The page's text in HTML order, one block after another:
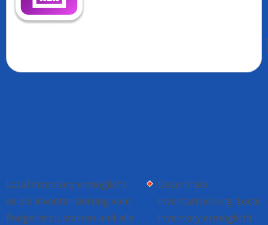
Local Inventory ermöglicht
es die Inventarisierung vom
Endgerät zu starten und alle
Dezentrale
Inventarisierung: Local
Inventory ermöglicht